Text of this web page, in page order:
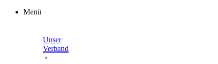
Zum
Menü
Unser
Verband